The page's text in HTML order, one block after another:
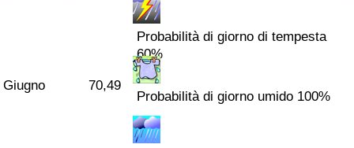
Giugno 70,49
Probabilità di giorno di tempesta
60%
Probabilità di giorno umido 100%
Indice del traffico (Corrente)
Indice del traffico per Nazione